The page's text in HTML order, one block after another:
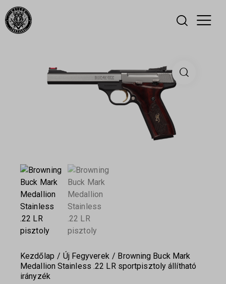
Kezdőlap Új Fegyverek
Browning Buck Mark
Medallion Stainless .22 LR sportpisztoly állítható
irányzék